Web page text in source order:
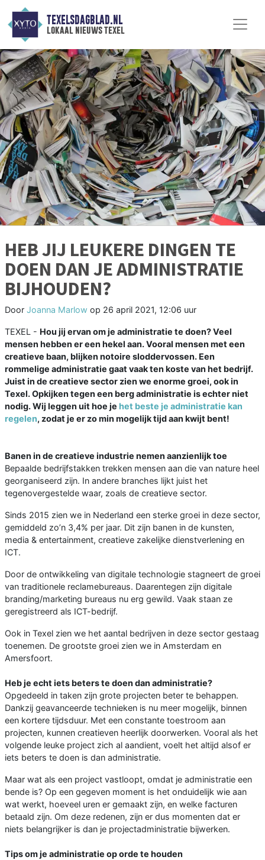
TEXELSDAGBLAD.NL
lokaal nieuws texel
HEB JIJ LEUKERE DINGEN TE
DOEN DAN JE ADMINISTRATIE
BIJHOUDEN?
Door Joanna Marlow op 26 april 2021, 12:06 uur
TEXEL - Hou jij ervan om je administratie te doen? Veel
mensen hebben er een hekel aan. Vooral mensen met een
creatieve baan, blijken notoire sloddervossen. Een
rommelige administratie gaat vaak ten koste van het bedrijf.
Juist in de creatieve sector zien we enorme groei, ook in
Texel. Opkijken tegen een berg administratie is echter niet
nodig. Wij leggen uit hoe je het beste je administratie kan
regelen, zodat je er zo min mogelijk tijd aan kwijt bent!
Banen in de creatieve industrie nemen aanzienlijk toe
Bepaalde bedrijfstakken trekken mensen aan die van nature heel
georganiseerd zijn. In andere branches lijkt juist het
tegenovergestelde waar, zoals de creatieve sector.
Sinds 2015 zien we in Nederland een sterke groei in deze sector,
gemiddeld zo’n 3,4% per jaar. Dit zijn banen in de kunsten,
media & entertainment, creatieve zakelijke dienstverlening en
ICT.
Door de ontwikkeling van digitale technologie stagneert de groei
van traditionele reclamebureaus. Daarentegen zijn digitale
branding/marketing bureaus nu erg gewild. Vaak staan ze
geregistreerd als ICT-bedrijf.
Ook in Texel zien we het aantal bedrijven in deze sector gestaag
toenemen. De grootste groei zien we in Amsterdam en
Amersfoort.
Heb je echt iets beters te doen dan administratie?
Opgedeeld in taken zijn grote projecten beter te behappen.
Dankzij geavanceerde technieken is nu meer mogelijk, binnen
een kortere tijdsduur. Met een constante toestroom aan
projecten, kunnen creatieven heerlijk doorwerken. Vooral als het
volgende leuke project zich al aandient, voelt het altijd alsof er
iets beters te doen is dan administratie.
Maar wat als een project vastloopt, omdat je administratie een
bende is? Op een gegeven moment is het onduidelijk wie aan
wat werkt, hoeveel uren er gemaakt zijn, en welke facturen
betaald zijn. Om deze redenen, zijn er dus momenten dat er
niets belangrijker is dan je projectadministratie bijwerken.
Tips om je administratie op orde te houden